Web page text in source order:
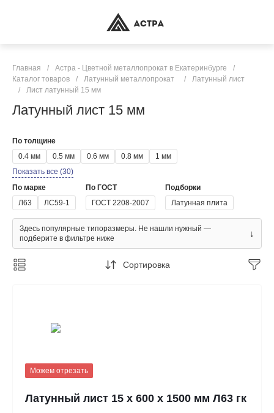
Главная / Астра - Цветной металлопрокат в Екатеринбурге
/
Каталог товаров
/ Латунный металлопрокат /
Латунный лист
/
Лист латунный 15 мм
Латунный лист 15 мм
По толщине
0.4 мм
0.5 мм 0.6 мм 0.8 мм
1 мм
Показать все (30)
По марке
Л63
ЛС59-1
По ГОСТ
ГОСТ 2208-2007
Подборки
Латунная плита
Здесь популярные типоразмеры. Не нашли нужный —
подберите в фильтре ниже
↓
Сортировка
Можем отрезать
Латунный лист 15 х 600 х 1500 мм Л63 гк